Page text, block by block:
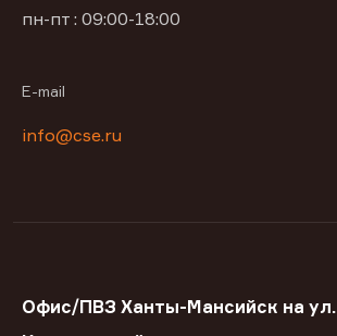
пн-пт : 09:00-18:00
E-mail
info@cse.ru
Офис/ПВЗ Ханты-Мансийск на ул.